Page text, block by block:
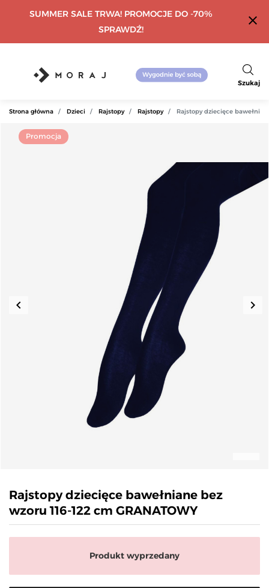
SUMMER SALE TRWA! PROMOCJE DO -70%
SPRAWDŹ!
close
Szukaj
Strona główna Dzieci Rajstopy Rajstopy Rajstopy dziecięce
Promocja
Poprzedni
keyboard_arrow_left keyboard_arrow_right
Rajstopy dziecięce bawełniane bez
wzoru 116-122 cm GRANATOWY
Produkt wyprzedany